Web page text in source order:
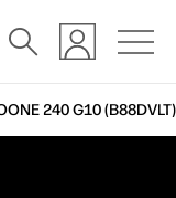
240 G10 (B88DVLT)